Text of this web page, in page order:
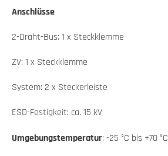
Anschlüsse
2-Draht-Bus: 1 x Steckklemme
ZV: 1 x Steckklemme
System: 2 x Steckerleiste
ESD-Festigkeit: ca. 15 kV
Umgebungstemperatur: -25 °C bis +70 °C